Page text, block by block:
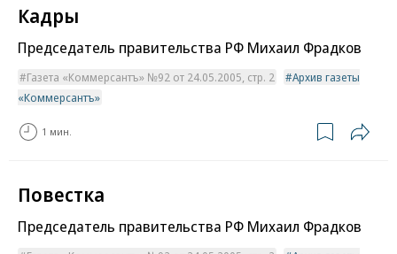
Кадры
Председатель правительства РФ Михаил Фрадков
Газета «Коммерсантъ» №92 от 24.05.2005, стр. 2
Архив газеты
«Коммерсантъ»
1 мин.
Повестка
Председатель правительства РФ Михаил Фрадков